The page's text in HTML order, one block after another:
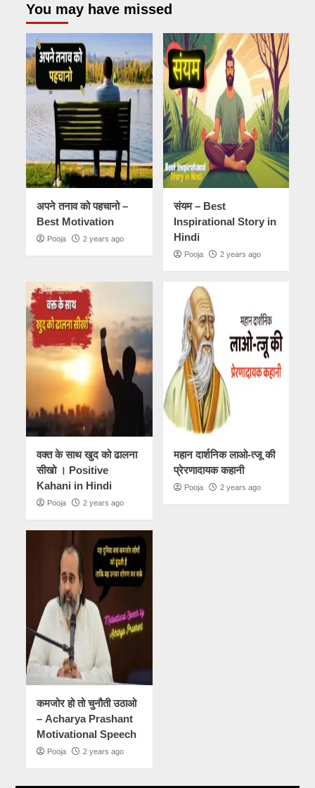
You may have missed
अपने तनाव को पहचानो –
Best Motivation
Pooja 2 years ago
संयम – Best
Inspirational Story in
Hindi
Pooja 2 years ago
वक्त के साथ खुद को ढालना
सीखो । Positive
Kahani in Hindi
Pooja 2 years ago
महान दार्शनिक लाओ-त्जू की
प्रेरणादायक कहानी
Pooja 2 years ago
कमजोर हो तो चुनौती उठाओ
– Acharya Prashant
Motivational Speech
Pooja 2 years ago